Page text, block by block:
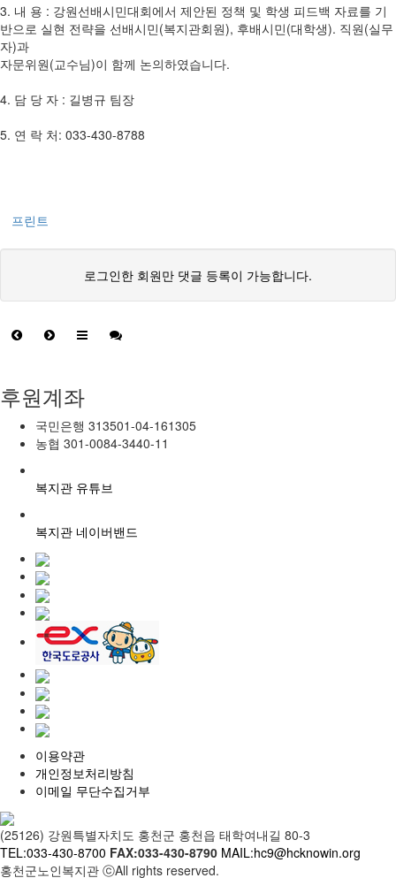
3. 내 용 : 강원선배시민대회에서 제안된 정책 및 학생 피드백 자료를 기
반으로 실현 전략을 선배시민(복지관회원), 후배시민(대학생). 직원(실무
자)과
자문위원(교수님)이 함께 논의하였습니다.
4. 담 당 자 : 길병규 팀장
5. 연 락 처: 033-430-8788
프린트
로그인한 회원만 댓글 등록이 가능합니다.
후원계좌
국민은행 313501-04-161305
농협 301-0084-3440-11
복지관 유튜브
복지관 네이버밴드
이용약관
개인정보처리방침
이메일 무단수집거부
(25126) 강원특별자치도 홍천군 홍천읍 태학여내길 80-3
TEL:033-430-8700 FAX:033-430-8790 MAIL:hc9@hcknowin.org
홍천군노인복지관 ⓒAll rights reserved.